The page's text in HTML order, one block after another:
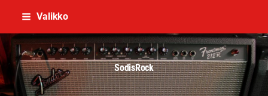
Siirry
sisältöön
Valikko
SodisRock